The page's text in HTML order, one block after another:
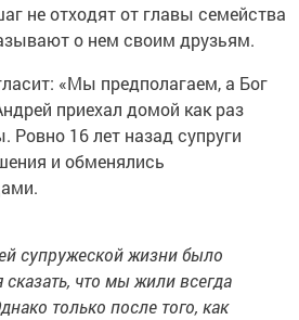
не отходят от главы семейства
о нем своим друзьям.
«Мы предполагаем, а Бог
приехал домой как раз
Ровно 16 лет назад супруги
и обменялись
супружеской жизни было
сказать, что мы жили всегда
только после того, как